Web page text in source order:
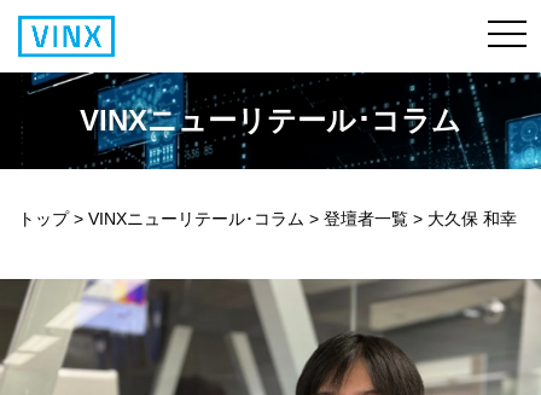
VINXニューリテール･コラム
トップ> VINXニューリテール･コラム > 登壇者一覧 > 大久保 和幸